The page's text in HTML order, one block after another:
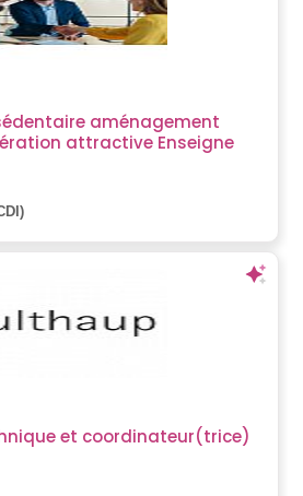
aménagement
attractive Enseigne
et coordinateur(trice)